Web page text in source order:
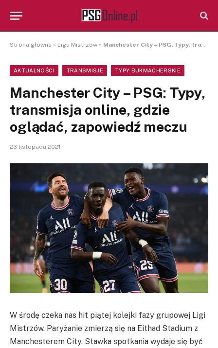
Strona główna » Liga Mistrzów » Manchester City – PSG: Typy, transmisja online, gdzie oglądać, zapowiedź meczu
AKTUALNOŚCI TRANSMISJE TYPY BUKMACHERSKIE
Manchester City – PSG: Typy,
transmisja online, gdzie
oglądać, zapowiedź meczu
23 listopada 2021
W środę czeka nas hit piątej kolejki fazy grupowej Ligi
Mistrzów. Paryżanie zmierzą się na Eithad Stadium z
Manchesterem City. Stawka spotkania wydaje się być